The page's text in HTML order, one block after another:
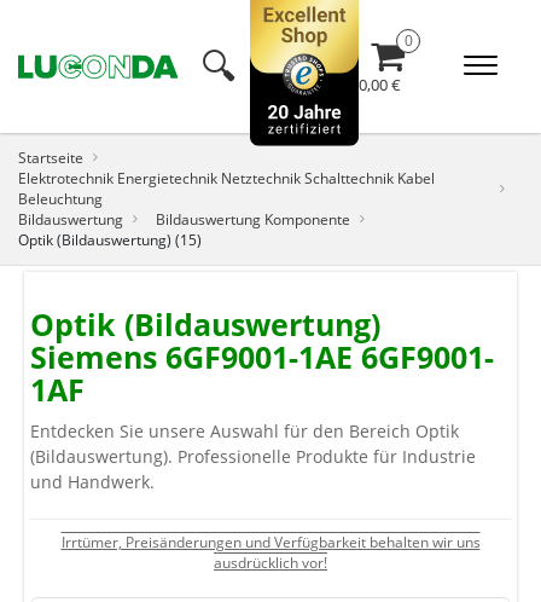
🔍︎ 0,00 €
Startseite
Elektrotechnik Energietechnik Netztechnik Schalttechnik Kabel
Beleuchtung
Bildauswertung
Bildauswertung Komponente
Optik (Bildauswertung) (15)
Optik (Bildauswertung)
Siemens 6GF9001-1AE 6GF9001-
1AF
Entdecken Sie unsere Auswahl für den Bereich Optik
(Bildauswertung). Professionelle Produkte für Industrie
und Handwerk.
Irrtümer, Preisänderungen und Verfügbarkeit behalten wir uns
ausdrücklich vor!